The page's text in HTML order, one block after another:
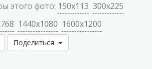
этого фото: 150x113 300x225
1440x1080 1600x1200
Поделиться